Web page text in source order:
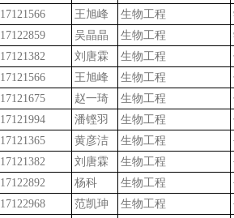
17121566 王旭峰 生物工程
17122859 吴晶晶 生物工程
17121382 刘唐霖 生物工程
17121566 王旭峰 生物工程
17121675 赵一琦 生物工程
17121994 潘铿羽 生物工程
17121365 黄彦洁 生物工程
17121382 刘唐霖 生物工程
17122892 杨科 生物工程
17122968 范凯珅 生物工程